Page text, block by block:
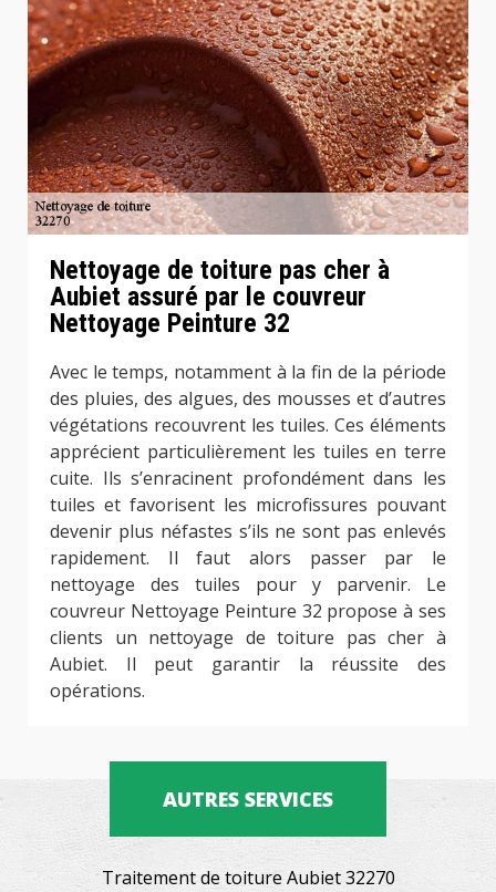
Nettoyage de toiture pas cher à
Aubiet assuré par le couvreur
Nettoyage Peinture 32
Avec le temps, notamment à la fin de la période
des pluies, des algues, des mousses et d’autres
végétations recouvrent les tuiles. Ces éléments
apprécient particulièrement les tuiles en terre
cuite. Ils s’enracinent profondément dans les
tuiles et favorisent les microfissures pouvant
devenir plus néfastes s’ils ne sont pas enlevés
rapidement. Il faut alors passer par le
nettoyage des tuiles pour y parvenir. Le
couvreur Nettoyage Peinture 32 propose à ses
clients un nettoyage de toiture pas cher à
Aubiet. Il peut garantir la réussite des
opérations.
AUTRES SERVICES
Traitement de toiture Aubiet 32270